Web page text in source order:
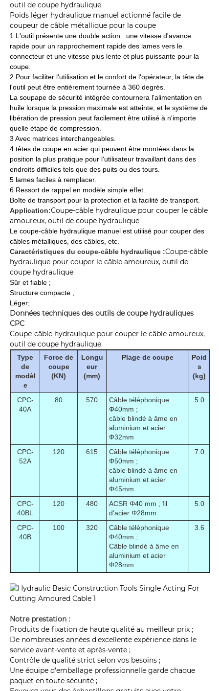
outil de coupe hydraulique
Poids léger hydraulique manuel actionné facile de
coupeur de câble métallique pour la coupe
1 L'outil présente une double action : une vitesse d'avance
rapide pour un rapprochement rapide des lames vers le
connecteur et une vitesse plus lente et plus puissante pour la
coupe.
2 Pour faciliter l'utilisation et le confort de l'opérateur, la tête de
l'outil peut être entièrement tournée à 360 degrés.
La soupape de sécurité intégrée contournera l'alimentation en
huile lorsque la pression maximale est atteinte, et le système de
libération de pression peut facilement être utilisé à n'importe
quelle étape de compression.
3 Avec matrices interchangeables.
4 têtes de coupe en acier qui peuvent être montées dans la
position la plus pratique pour l'utilisateur travaillant dans des
endroits difficiles tels que des puits ou des tours.
5 lames faciles à remplacer.
6 Ressort de rappel en modèle simple effet.
Boîte de transport pour la protection et la facilité de transport.
Application:Coupe-câble hydraulique pour couper le câble
amoureux, outil de coupe hydraulique
Le coupe-câble hydraulique manuel est utilisé pour couper des
câbles métalliques, des câbles, etc.
Caractéristiques du coupe-câble hydraulique :Coupe-câble
hydraulique pour couper le câble amoureux, outil de
coupe hydraulique
Sûr et fiable ;
Structure compacte ;
Léger;
Données techniques des outils de coupe hydrauliques
CPC
Coupe-câble hydraulique pour couper le câble amoureux,
outil de coupe hydraulique
Type
de
modèl
e
Force de
coupe
(KN)
Longu
eur
(mm)
Plage de coupe
Poid
s
(kg)
CPC-
40A
80 570
Câble téléphonique
Φ40mm ;
câble blindé à âme en
aluminium et acier
Φ32mm
5.0
CPC-
52A
120 615
Câble téléphonique
Φ50mm ;
câble blindé à âme en
aluminium et acier
Φ45mm
7.0
CPC-
40BL
120 480
ACSR Φ40 mm ; fil
d'acier Φ28mm
5.0
CPC-
40B
100 320
Câble téléphonique
Φ40mm ;
Câble blindé à âme en
aluminium et acier
Φ28mm
3.6
Notre prestation :
Produits de fixation de haute qualité au meilleur prix ;
De nombreuses années d'excellente expérience dans le
service avant-vente et après-vente ;
Contrôle de qualité strict selon vos besoins ;
Une équipe d'emballage professionnelle garde chaque
paquet en toute sécurité ;